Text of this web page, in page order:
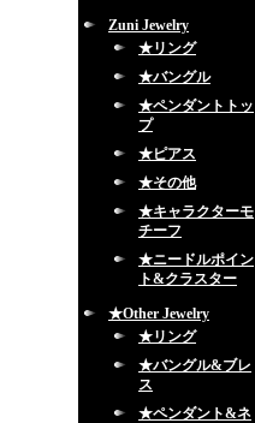
Zuni Jewelry
★リング
★バングル
★ペンダントトッ
プ
★ピアス
★その他
★キャラクターモ
チーフ
★ニードルポイン
ト&クラスター
★Other Jewelry
★リング
★バングル&ブレ
ス
★ペンダント&ネ